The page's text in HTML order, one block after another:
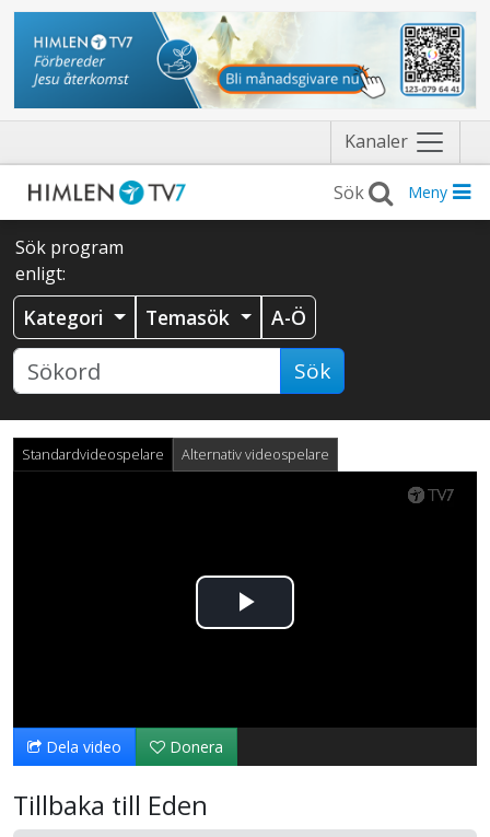
Kanaler Näytä
valikko
Meny
Sök program
enligt:
Kategori Temasök A-Ö
Sök
Standardvideospelare Alternativ videospelare
Spela
video
Dela video Donera
Tillbaka till Eden